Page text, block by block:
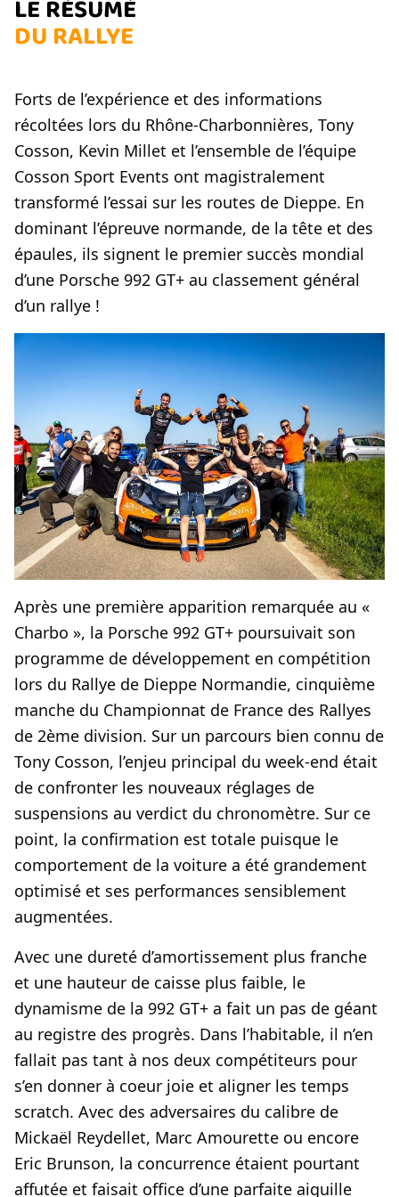
LE RÉSUMÉ
DU RALLYE
Forts de l’expérience et des informations
récoltées lors du Rhône-Charbonnières, Tony
Cosson, Kevin Millet et l’ensemble de l’équipe
Cosson Sport Events ont magistralement
transformé l’essai sur les routes de Dieppe. En
dominant l’épreuve normande, de la tête et des
épaules, ils signent le premier succès mondial
d’une Porsche 992 GT+ au classement général
d’un rallye !
Après une première apparition remarquée au «
Charbo », la Porsche 992 GT+ poursuivait son
programme de développement en compétition
lors du Rallye de Dieppe Normandie, cinquième
manche du Championnat de France des Rallyes
de 2ème division. Sur un parcours bien connu de
Tony Cosson, l’enjeu principal du week-end était
de confronter les nouveaux réglages de
suspensions au verdict du chronomètre. Sur ce
point, la confirmation est totale puisque le
comportement de la voiture a été grandement
optimisé et ses performances sensiblement
augmentées.
Avec une dureté d’amortissement plus franche
et une hauteur de caisse plus faible, le
dynamisme de la 992 GT+ a fait un pas de géant
au registre des progrès. Dans l’habitable, il n’en
fallait pas tant à nos deux compétiteurs pour
s’en donner à coeur joie et aligner les temps
scratch. Avec des adversaires du calibre de
Mickaël Reydellet, Marc Amourette ou encore
Eric Brunson, la concurrence étaient pourtant
affutée et faisait office d’une parfaite aiguille